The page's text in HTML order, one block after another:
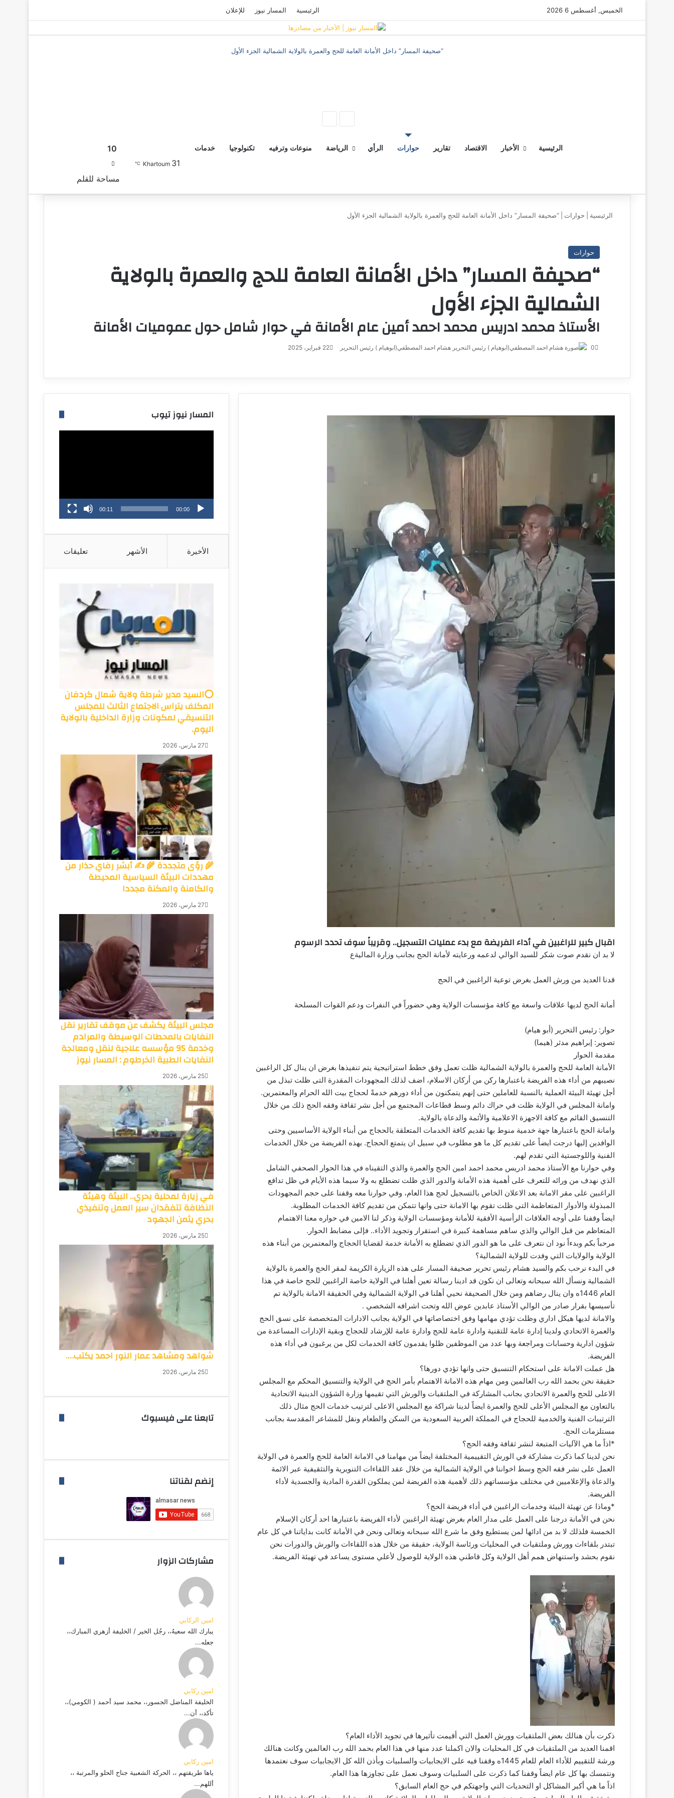
الخميس, أغسطس 6 2026 ‫YouTubeتسجيل الدخول
الرئيسية المسار نيوز للإعلان
“صحيفة المسار” داخل الأمانة العامة للحج والعمرة بالولاية الشمالية الجزء الأول
الرئيسية الأخبار الاقتصاد تقارير حوارات الرأي الرياضة منوعات وترفيه تكنولوجيا خدمات
Khartoum 31
℃ بحث عن
10
مساحة للقلم
الرئيسية حوارات “صحيفة المسار” داخل الأمانة العامة للحج والعمرة بالولاية الشمالية الجزء الأول
حوارات
“صحيفة المسار” داخل الأمانة العامة للحج والعمرة بالولاية
الشمالية الجزء الأول
الأستاذ محمد ادريس محمد احمد أمين عام الأمانة في حوار شامل حول عموميات الأمانة
هشام احمد المصطفي(ابوهيام ) رئيس التحرير
أرسل
22 فبراير، 2025 0
اقبال كبير للراغبين في أداء الفريضة مع بدء عمليات التسجيل.. وقريباً سوف تحدد الرسوم
لا بد ان نقدم صوت شكر للسيد الوالي لدعمه ورعايته لأمانة الحج بجانب وزارة الماليةع
قدنا العديد من ورش العمل بغرض توعية الراغبين في الحج
أمانة الحج لديها علاقات واسعة مع كافة مؤسسات الولاية وهي حضوراً في النفرات ودعم القوات المسلحة
حوار: رئيس التحرير (أبو هيام)
تصوير: إبراهيم مدثر (هيما)
مقدمة الحوار
الأمانة العامة للحج والعمرة بالولاية الشمالية ظلت تعمل وفق خطط استراتيجية يتم تنفيذها بغرض ان ينال كل الراغبين
نصيبهم من أداء هذه الفريضة باعتبارها ركن من أركان الاسلام، اضف لذلك المجهودات المقدرة التى ظلت تبذل من
أجل تهيئة البيئة العملية بالنسبة للعاملين حتى إنهم يتمكنون من أداء دورهم خدمةً لحجاج بيت الله الحرام والمعتمرين.
وامانة المجلس في الولاية ظلت في حراك دائم وسط قطاعات المجتمع من أجل نشر ثقافة وفقه الحج ذلك من خلال
التنسيق القائم مع كافة الاجهزة الاعلامية والأئمة والدعاة بالولاية.
وامانة الحج باعتبارها جهة خدمية منوط بها تقديم كافة الخدمات المتعلقة بالحجاج من أبناء الولاية الأساسيين وحتى
الوافدين إليها درجت ايضاً على تقديم كل ما هو مطلوب في سبيل ان يتمتع الحجاج. بهذه الفريضة من خلال الخدمات
الفنية واللوجستية التي تقدم لهم.
وفي حوارنا مع الأستاذ محمد ادريس محمد احمد امين الحج والعمرة والذي التقيناه في هذا الحوار الصحفي الشامل
الذي نهدف من ورائه للتعرف على أهمية هذه الأمانة والدور الذي ظلت تضطلع به ولا سيما هذه الأيام في ظل تدافع
الراغبين على مقر الامانة بعد الاعلان الخاص بالتسجيل لحج هذا العام، وفي حوارنا معه وقفنا على حجم المجهودات
المبذولة والأدوار المتعاظمة التي ظلت تقوم بها الامانة حتى وانها تتمكن من تقديم كافة الخدمات المطلوبة.
ايضاً وقفنا على أوجه العلاقات الرأسية الأفقية للأمانة ومؤسسات الولاية وذكر لنا الامين في حواره معنا الاهتمام
المتعاظم من قبل الوالي والذي ساهم مساهمة كبيرة في استقرار وتجويد الأداء.. فإلى مضابط الحوار.
مرحباً بكم وبدءاً نود ان نتعرف على ما هو الدور الذي تضطلع به الأمانة خدمة لقضايا الحجاج والمعتمرين من أبناء هذه
الولاية والولايات التي وفدت للولاية الشمالية؟
في البدء نرحب بكم والسيد هشام رئيس تحرير صحيفة المسار على هذه الزيارة الكريمة لمقر الحج والعمرة بالولاية
الشمالية ونسأل الله سبحانه وتعالى ان نكون قد ادينا رسالة تعين أهلنا في الولاية خاصة الراغبين للحج خاصة في هذا
العام 1446ه وان ينال رضاهم ومن خلال الصحيفة نحيي أهلنا في الولاية الشمالية وفي الحقيقة الامانة بالولاية تم
تأسيسها بقرار صادر من الوالي الأستاذ عابدين عوض الله وتحت اشرافه الشخصي .
والامانة لديها هيكل اداري وظلت تؤدي مهامها وفق اختصاصاتها في الولاية بجانب الادارات المتخصصة على نسق الحج
والعمرة الاتحادي ولدينا إدارة عامة للتقنية وادارة عامة للحج وادارة عامة للإرشاد للحجاج وبقية الإدارات المساعدة من
شؤون ادارية وحسابات ومراجعة وبها عدد من الموظفين ظلوا يقدمون كافة الخدمات لكل من يرغبون في أداء هذه
الفريضة.
هل عملت الامانة على استحكام التنسيق حتى وانها تؤدي دورها؟
حقيقة نحن بحمد الله رب العالمين ومن مهام هذه الامانة الاهتمام بأمر الحج في الولاية والتنسيق المحكم مع المجلس
الاعلى للحج والعمرة الاتحادي بجانب المشاركة في الملتقيات والورش التي تقيمها وزارة الشؤون الدينية الاتحادية
بالتعاون مع المجلس الأعلى للحج والعمرة ايضاً لدينا شراكة مع المجلس الاعلى لترتيب خدمات الحج مثال ذلك
الترتيبات الفنية والخدمية للحجاج في المملكة العربية السعودية من السكن والطعام ونقل للمشاعر المقدسة بجانب
مستلزمات الحج.
*اذاً ما هي الآليات المتبعة لنشر ثقافة وفقه الحج؟
نحن لدينا كما ذكرت مشاركة في الورش التقييمية المختلفة ايضاً من مهامنا في الامانة العامة للحج والعمرة في الولاية
العمل على نشر فقه الحج وسط اخواننا في الولاية الشمالية من خلال عقد اللقاءات التنويرية والتثقيفية عبر الائمة
والدعاة والإعلاميين في مختلف مؤسساتهم ذلك لأهمية هذه الفريضة لمن يملكون القدرة المادية والجسدية لأداء
الفريضة.
*وماذا عن تهيئة البيئة وخدمات الراغبين في أداء فريضة الحج؟
نحن في الأمانة درجنا على العمل على مدار العام بغرض تهيئة الراغبين لأداء الفريضة باعتبارها احد أركان الإسلام
الخمسة فلذلك لا بد من ادائها لمن يستطيع وفق ما شرع الله سبحانه وتعالى ونحن في الأمانة كانت بداياتنا في كل عام
تبتدر بلقاءات وورش وملتقيات في المحليات ورئاسة الولاية، حقيقة من خلال هذه اللقاءات والورش والدورات نحن
نقوم بحشد واستنهاض همم أهل الولاية وكل قاطني هذه الولاية للوصول لأعلي مستوى يساعد في تهيئة الفريضة.
ذكرت بأن هنالك بعض الملتقيات وورش العمل التي أقيمت تأثيرها في تجويد الأداء العام؟
اقمنا العديد من الملتقيات في كل المحليات والان اكملنا عدد منها في هذا العام بحمد الله رب العالمين وكانت هنالك
ورشة للتقييم للأداء العام للعام 1445ه وقفنا فيه على الايجابيات والسلبيات وبأذن الله كل الايجابيات سوف نعتمدها
ونتمسك بها كل عام ايضاً وقفنا كما ذكرت على السلبيات وسوف نعمل على تجاوزها هذا العام.
اذاً ما هي أكبر المشاكل او التحديات التي واجهتكم في حج العام السابق؟
المسار نيوز تيوب
00:00
00:11
الأخيرة الأشهر تعليقات
⭕السيد مدير شرطة ولاية شمال كردفان
المكلف يتراس الاجتماع الثالث للمجلس
التنسيقي لمكونات وزارة الداخلية بالولاية
اليوم.
27 مارس، 2026
🌾 رؤى متجددة 🌾 ✍️ أبشر رفاي حذار من
مهددات البيئة السياسية المحيطة
والكامنة والمكنة مجددا
27 مارس، 2026
مجلس البيئة يكشف عن موقف تقارير نقل
النفايات بالمحطات الوسيطة والمرادم
وخدمة 95 مؤسسه علاجية لنقل ومعالجة
النفايات الطبية الخرطوم : المسار نيوز
25 مارس، 2026
في زيارة لمحلية بحري.. البيئة وهيئة
النظافة تتفقدان سير العمل وتنفيذي
بحري يثمن الجهود
25 مارس، 2026
شواهد ومشاهد عمار النور احمد يكتب….
25 مارس، 2026
تابعنا على فيسبوك
إنضم لقناتنا
مشاركات الزوار
امين الركابي
يبارك الله سعيهُ،، رجُل الخير / الخليفة أزهري المبارك،،
جعله...
امين ركابي
الخليفة المناضل الجسور،، محمد سيد أحمد ( الكومي)،،
تأكد،، أن...
امين ركابي
ياها طريقتهم ،، الحركة الشعبية جناح الحلو والمرتبة ،،
أللهم...